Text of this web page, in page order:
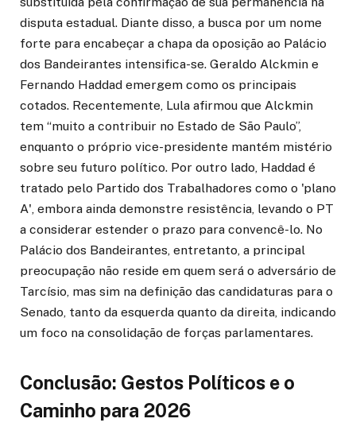
disputa estadual. Diante disso, a busca por um nome
forte para encabeçar a chapa da oposição ao Palácio
dos Bandeirantes intensifica-se. Geraldo Alckmin e
Fernando Haddad emergem como os principais
cotados. Recentemente, Lula afirmou que Alckmin
tem “muito a contribuir no Estado de São Paulo”,
enquanto o próprio vice-presidente mantém mistério
sobre seu futuro político. Por outro lado, Haddad é
tratado pelo Partido dos Trabalhadores como o 'plano
A', embora ainda demonstre resistência, levando o PT
a considerar estender o prazo para convencê-lo. No
Palácio dos Bandeirantes, entretanto, a principal
preocupação não reside em quem será o adversário de
Tarcísio, mas sim na definição das candidaturas para o
Senado, tanto da esquerda quanto da direita, indicando
um foco na consolidação de forças parlamentares.
Conclusão: Gestos Políticos e o
Caminho para 2026